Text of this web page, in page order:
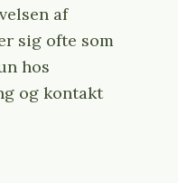
af
sig ofte som
hos
og kontakt